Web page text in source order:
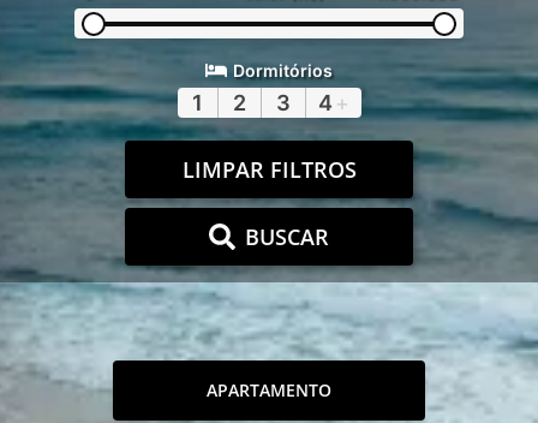
Dormitórios
1 2 3 4 +
LIMPAR FILTROS
BUSCAR
APARTAMENTO